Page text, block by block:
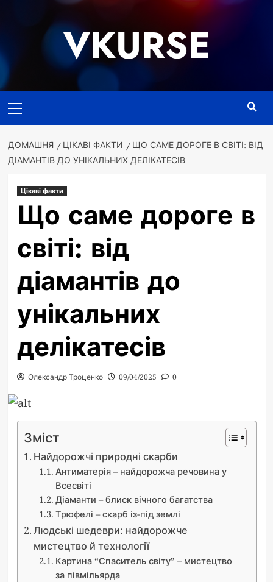
VKURSE
меню
ДОМАШНЯ ЦІКАВІ ФАКТИ
ЩО САМЕ ДОРОГЕ В СВІТІ: ВІД
ДІАМАНТІВ ДО УНІКАЛЬНИХ ДЕЛІКАТЕСІВ
Цікаві факти
Що саме дороге в
світі: від
діамантів до
унікальних
делікатесів
Олександр Троценко 09/04/2025 0
Зміст
Найдорожчі природні скарби
Антиматерія – найдорожча речовина у
Всесвіті
Діаманти – блиск вічного багатства
Трюфелі – скарб із-під землі
Людські шедеври: найдорожче
мистецтво й технології
Картина “Спаситель світу” – мистецтво
за півмільярда